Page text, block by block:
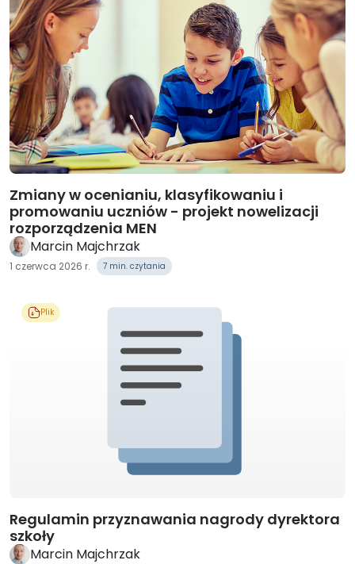
Zmiany w ocenianiu, klasyfikowaniu i
promowaniu uczniów - projekt nowelizacji
rozporządzenia MEN
Marcin Majchrzak
1 czerwca 2026 r. 7 min. czytania
Plik
Regulamin przyznawania nagrody dyrektora
szkoły
Marcin Majchrzak